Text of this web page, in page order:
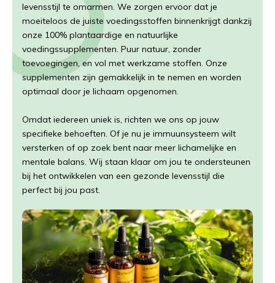
levensstijl te omarmen. We zorgen ervoor dat je
moeiteloos de juiste voedingsstoffen binnenkrijgt dankzij
onze 100% plantaardige en natuurlijke
voedingssupplementen. Puur natuur, zonder
toevoegingen, en vol met werkzame stoffen. Onze
supplementen zijn gemakkelijk in te nemen en worden
optimaal door je lichaam opgenomen.
Omdat iedereen uniek is, richten we ons op jouw
specifieke behoeften. Of je nu je immuunsysteem wilt
versterken of op zoek bent naar meer lichamelijke en
mentale balans. Wij staan klaar om jou te ondersteunen
bij het ontwikkelen van een gezonde levensstijl die
perfect bij jou past.